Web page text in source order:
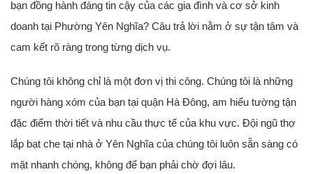
bạn đồng hành đáng tin cậy của các gia đình và cơ sở kinh
doanh tại Phường Yên Nghĩa? Câu trả lời nằm ở sự tận tâm và
cam kết rõ ràng trong từng dịch vụ.
Chúng tôi không chỉ là một đơn vị thi công. Chúng tôi là những
người hàng xóm của bạn tại quận Hà Đông, am hiểu tường tận
đặc điểm thời tiết và nhu cầu thực tế của khu vực. Đội ngũ thợ
lắp bạt che tại nhà ở Yên Nghĩa của chúng tôi luôn sẵn sàng có
mặt nhanh chóng, không để bạn phải chờ đợi lâu.